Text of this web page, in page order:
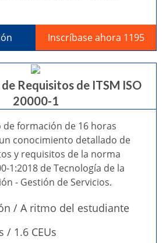
Inscríbase ahora 1195
Requisitos de ITSM ISO
20000-1
de formación de 16 horas
conocimiento detallado de
y requisitos de la norma
1:2018 de Tecnología de la
- Gestión de Servicios.
/ A ritmo del estudiante
/ 1.6 CEUs